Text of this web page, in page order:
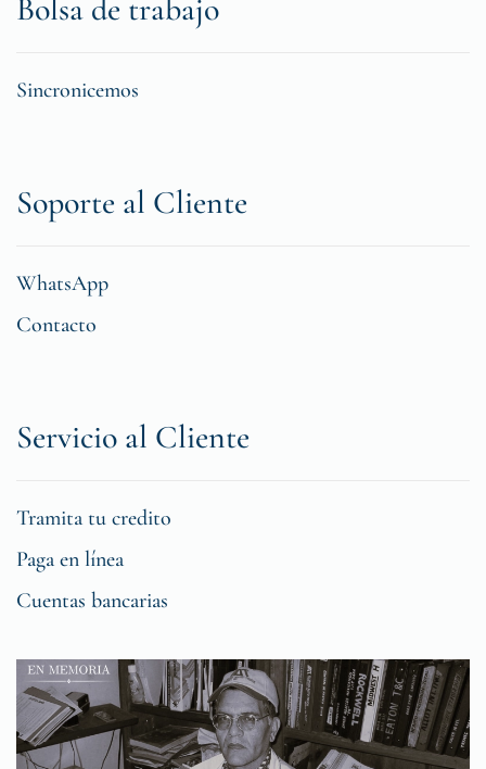
Bolsa de trabajo
Sincronicemos
Soporte al Cliente
WhatsApp
Contacto
Servicio al Cliente
Tramita tu credito
Paga en línea
Cuentas bancarias